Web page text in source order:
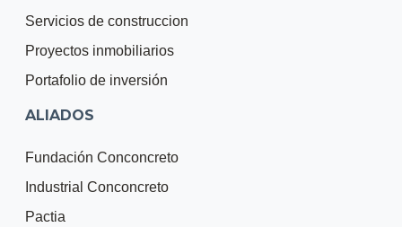
Servicios de construccion
Proyectos inmobiliarios
Portafolio de inversión
ALIADOS
Fundación Conconcreto
Industrial Conconcreto
Pactia